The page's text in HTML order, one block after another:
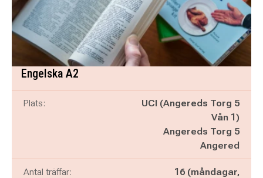
Engelska A2
Plats:
UCI (Angereds Torg 5
Vån 1)
Angereds Torg 5
Angered
Antal träffar:
16 (måndagar,